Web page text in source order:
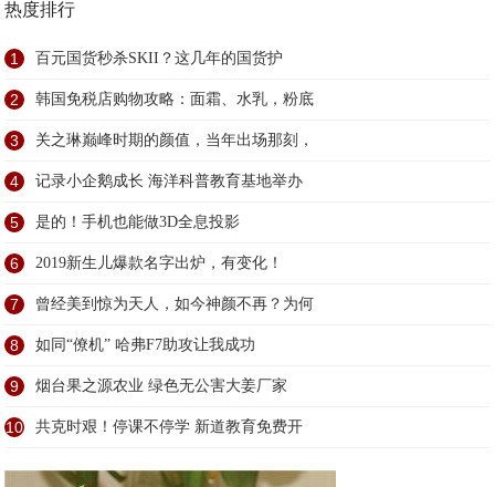
热度排行
1 百元国货秒杀SKII？这几年的国货护
2 韩国免税店购物攻略：面霜、水乳，粉底
3 关之琳巅峰时期的颜值，当年出场那刻，
4 记录小企鹅成长 海洋科普教育基地举办
5 是的！手机也能做3D全息投影
6 2019新生儿爆款名字出炉，有变化！
7 曾经美到惊为天人，如今神颜不再？为何
8 如同“僚机” 哈弗F7助攻让我成功
9 烟台果之源农业 绿色无公害大姜厂家
10 共克时艰！停课不停学 新道教育免费开